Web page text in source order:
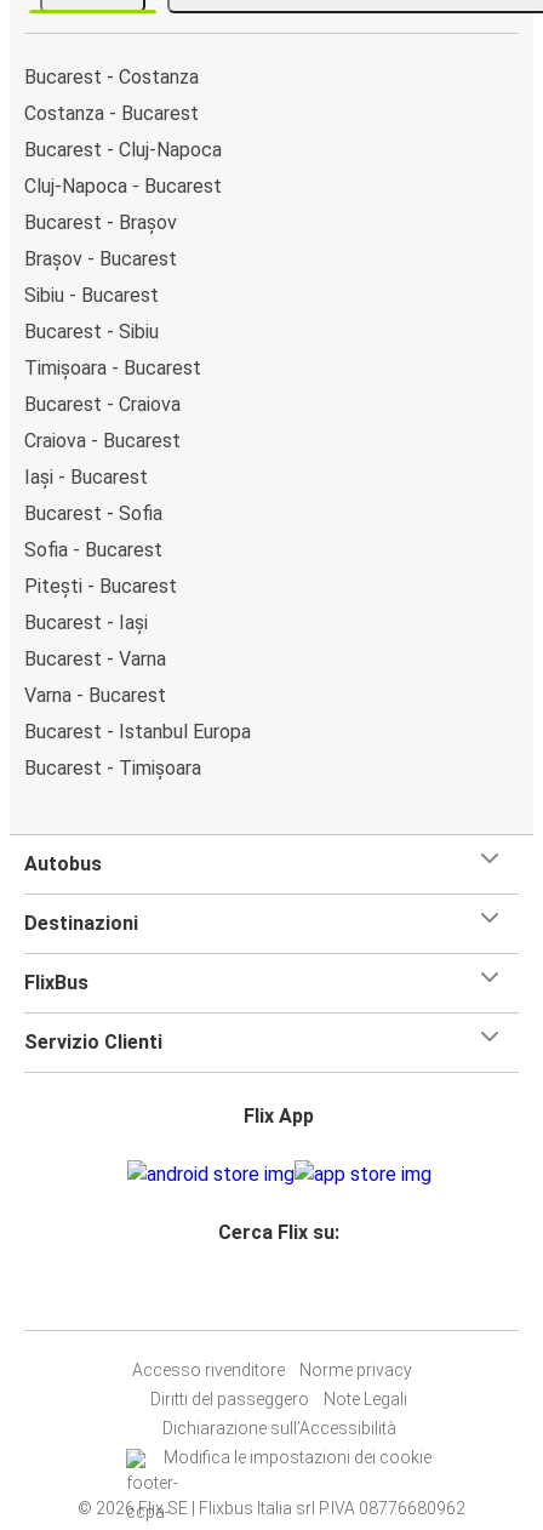
Bucarest - Costanza
Costanza - Bucarest
Bucarest - Cluj-Napoca
Cluj-Napoca - Bucarest
Bucarest - Brașov
Brașov - Bucarest
Sibiu - Bucarest
Bucarest - Sibiu
Timișoara - Bucarest
Bucarest - Craiova
Craiova - Bucarest
Iași - Bucarest
Bucarest - Sofia
Sofia - Bucarest
Pitești - Bucarest
Bucarest - Iași
Bucarest - Varna
Varna - Bucarest
Bucarest - Istanbul Europa
Bucarest - Timișoara
Autobus
Destinazioni
FlixBus
Servizio Clienti
Flix App
Cerca Flix su:
Accesso rivenditore
Norme privacy
Diritti del passeggero
Note Legali
Dichiarazione sull’Accessibilità
Modifica le impostazioni dei cookie
© 2026 Flix SE | Flixbus Italia srl P.IVA 08776680962